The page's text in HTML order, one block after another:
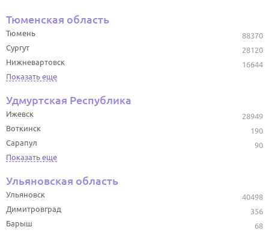
Тюменская область
88370
Тюмень
28120
Сургут
16644
Нижневартовск
Показать еще
Удмуртская Республика
28949
Ижевск
190
Воткинск
90
Сарапул
Показать еще
Ульяновская область
40498
Ульяновск
356
Димитровград
68
Барыш